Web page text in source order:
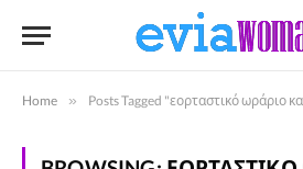
Home » Posts Tagged "εορταστικό ωράριο